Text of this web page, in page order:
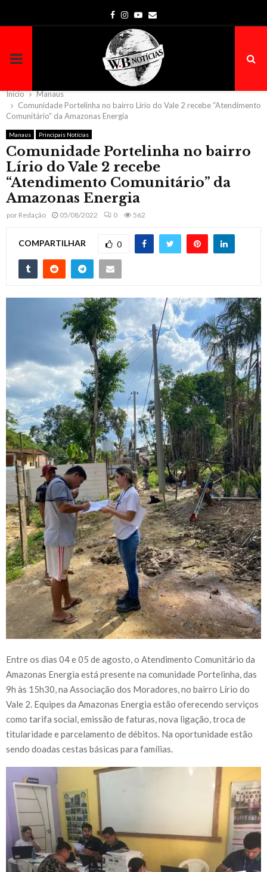
Facebook
Instagram
Youtube
Email
PRIMARY
MENU
Início
Manaus
Comunidade Portelinha no bairro Lírio do Vale 2 recebe “Atendimento
Comunitário” da Amazonas Energia
Manaus Principais Notícias
Comunidade Portelinha no bairro
Lírio do Vale 2 recebe
“Atendimento Comunitário” da
Amazonas Energia
por Redação 05/08/2022 0 562
COMPARTILHAR 0
Entre os dias 04 e 05 de agosto, o Atendimento Comunitário da
Amazonas Energia está presente na comunidade Portelinha, das
9h às 15h30, na Associação dos Moradores, no bairro Lírio do
Vale 2. Equipes da Amazonas Energia estão oferecendo serviços
como tarifa social, emissão de faturas, nova ligação, troca de
titularidade e parcelamento de débitos. Na oportunidade estão
sendo doadas cestas básicas para famílias.